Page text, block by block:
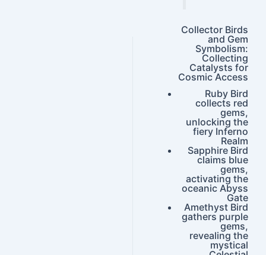
Collector Birds
and Gem
Symbolism:
Collecting
Catalysts for
Cosmic Access
Ruby Bird
collects red
gems,
unlocking the
fiery Inferno
Realm
Sapphire Bird
claims blue
gems,
activating the
oceanic Abyss
Gate
Amethyst Bird
gathers purple
gems,
revealing the
mystical